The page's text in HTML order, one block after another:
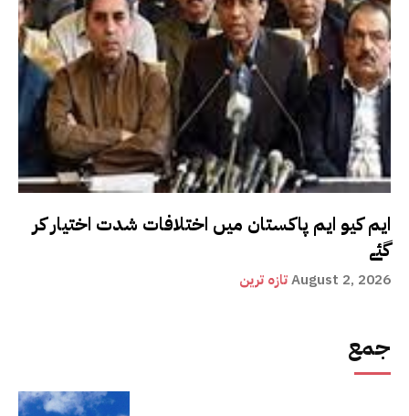
ایم کیو ایم پاکستان میں اختلافات شدت اختیار کر
گئے
تازہ ترینAugust 2, 2026
جمع